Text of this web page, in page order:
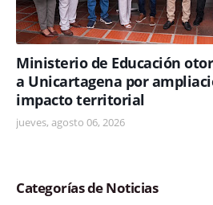
Ministerio de Educación
a Unicartagena por
impacto territorial
jueves, agosto 06, 2026
Categorías de Noticias